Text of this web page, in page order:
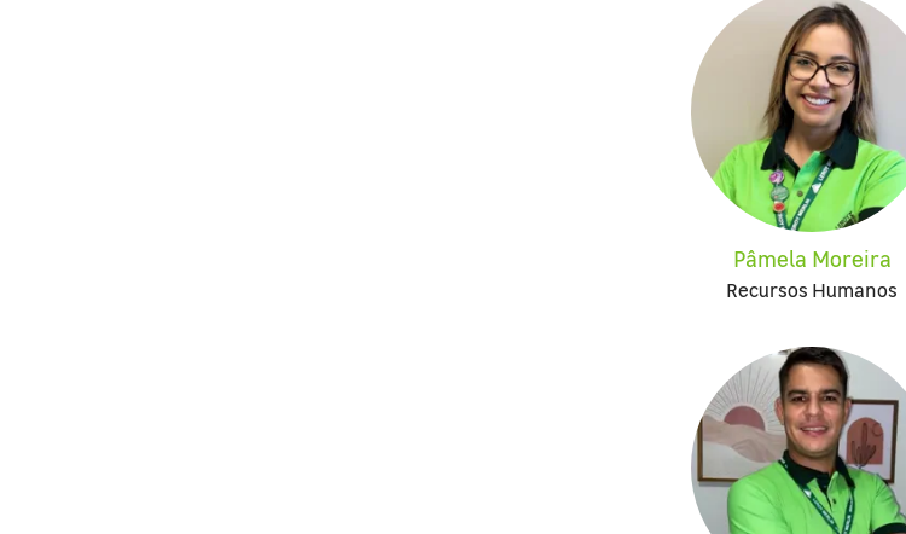
Pâmela Moreira
Recursos Humanos